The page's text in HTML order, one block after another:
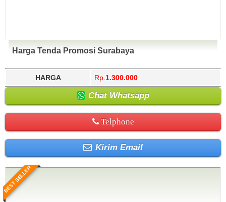
Harga Tenda Promosi Surabaya
HARGA Rp. 1.300.000
Chat Whatsapp
Telphone
Kirim Email
BEST SELLER